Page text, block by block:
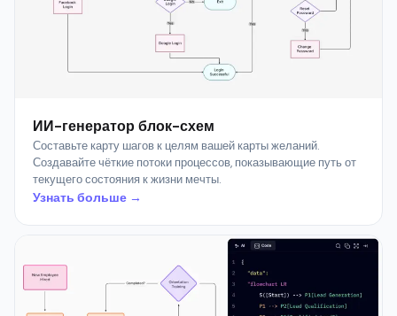
ИИ-генератор блок-схем
Составьте карту шагов к целям вашей карты желаний.
Создавайте чёткие потоки процессов, показывающие путь от
текущего состояния к жизни мечты.
Узнать больше →